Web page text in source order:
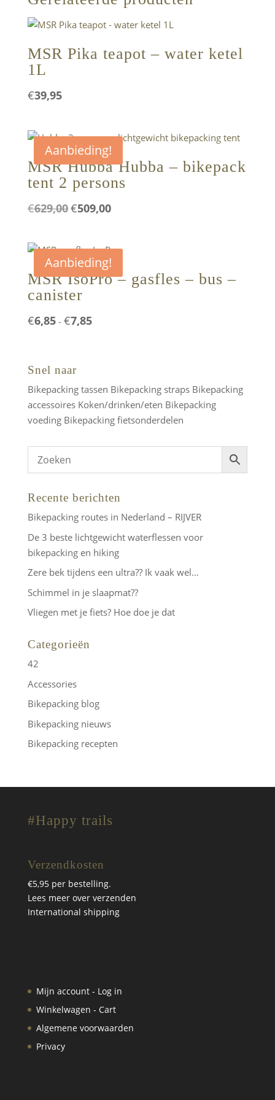
MSR Pika teapot – water ketel
1L
€39,95
Aanbieding!
MSR Hubba Hubba – bikepack
tent 2 persons
€629,00 Oorspronkelijke
€629,00.
€509,00Huidige
€509,00.
Aanbieding!
MSR IsoPro – gasfles – bus –
canister
€6,85 - €7,85Prijsklasse:
Snel naar
Bikepacking tassen Bikepacking straps Bikepacking
accessoires Koken/drinken/eten Bikepacking
voeding Bikepacking fietsonderdelen
Recente berichten
Bikepacking routes in Nederland – RIJVER
De 3 beste lichtgewicht waterflessen voor
bikepacking en hiking
Zere bek tijdens een ultra?? Ik vaak wel…
Schimmel in je slaapmat??
Vliegen met je fiets? Hoe doe je dat
Categorieën
42
Accessories
Bikepacking blog
Bikepacking nieuws
Bikepacking recepten
#Happy trails
Verzendkosten
€5,95 per bestelling.
Lees meer over verzenden
International shipping
Mijn account - Log in
Winkelwagen - Cart
Algemene voorwaarden
Privacy